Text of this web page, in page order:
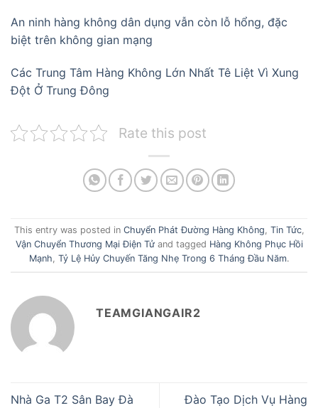
An ninh hàng không dân dụng vẫn còn lỗ hổng, đặc
biệt trên không gian mạng
Các Trung Tâm Hàng Không Lớn Nhất Tê Liệt Vì Xung
Đột Ở Trung Đông
Rate this post
This entry was posted in Chuyển Phát Đường Hàng Không, Tin Tức,
Vận Chuyển Thương Mại Điện Tửand tagged Hàng Không Phục Hồi
Mạnh, Tỷ Lệ Hủy Chuyến Tăng Nhẹ Trong 6 Tháng Đầu Năm.
TEAMGIANGAIR2
Nhà Ga T2 Sân Bay Đà
Đào Tạo Dịch Vụ Hàng